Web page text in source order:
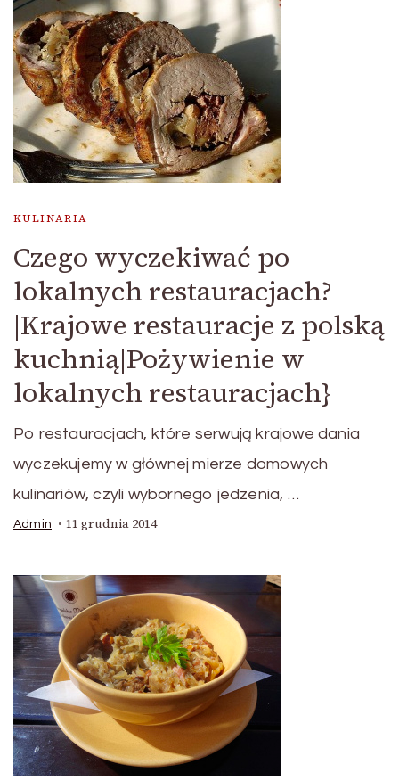
KULINARIA
Czego wyczekiwać po
lokalnych restauracjach?
|Krajowe restauracje z polską
kuchnią|Pożywienie w
lokalnych restauracjach}
Po restauracjach, które serwują krajowe dania
wyczekujemy w głównej mierze domowych
kulinariów, czyli wybornego jedzenia, …
Admin 11 grudnia 2014